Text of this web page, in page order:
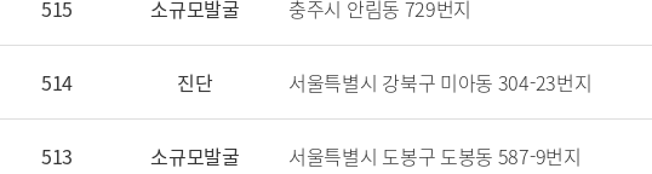
515 소규모발굴 충주시 안림동 729번지
514 진단 서울특별시 강북구 미아동 304-23번지
513 소규모발굴 서울특별시 도봉구 도봉동 587-9번지